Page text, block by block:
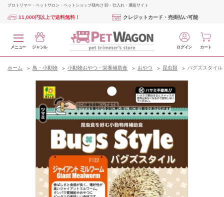
プロトリマー・ペットサロン・ペットショップ様向け 卸・仕入れ・通販サイト
11,000円以上で送料無料！ クレジットカード・売掛払い可能
メニュー ジャンル ログイン カート
ホーム 鳥・小動物 小動物おやつ・栄養補助食 おやつ 昆虫類 バグズスタイ